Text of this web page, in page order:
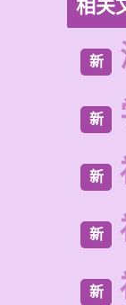
相关
新
新
新
新
新